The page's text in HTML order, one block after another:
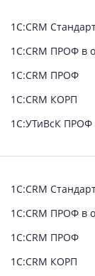
1C:СRM
1С:CRM ПРОФ в
1С:CRM ПРОФ
1С:CRM КОРП
1С:УТиВсК ПРОФ
1C:СRM
1С:CRM ПРОФ в
1С:CRM ПРОФ
1С:CRM КОРП